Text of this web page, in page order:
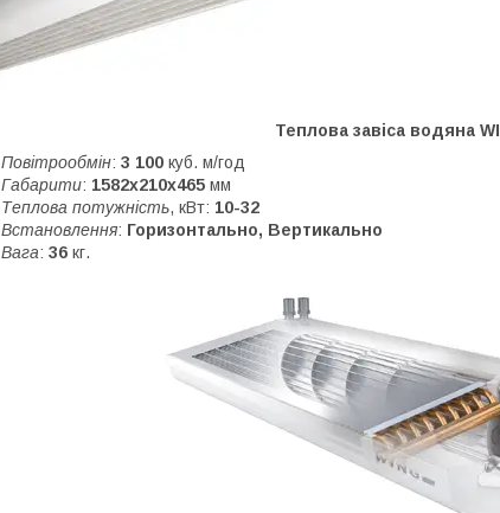
Теплова завіса водяна
Повітрообмін: 3 100 куб. м/год
Габарити: 1582x210x465 мм
Теплова потужність, кВт: 10-32
Встановлення: Горизонтально, Вертикально
Вага: 36 кг.